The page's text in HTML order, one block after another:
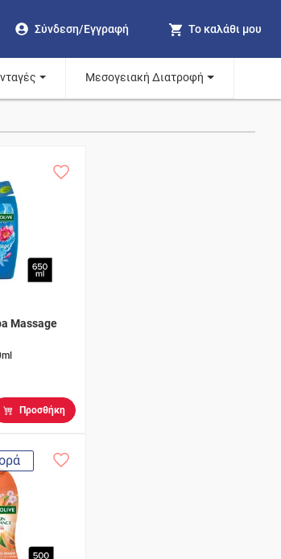
Σύνδεση/Εγγραφή Το καλάθι μου
Μεσογειακή Διατροφή
Massage
Προσθήκη